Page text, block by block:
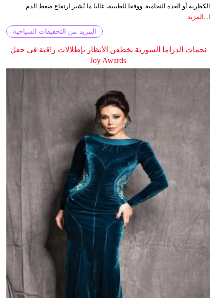
الكظرية أو الغدة النخامية. ووفقا للطبيبة، غالبا ما يُشير ارتفاع ضغط الدم
ا... المزيد
المزيد من التحقيقات السياحية
نجمات الدراما السورية يخطفن الأنظار بإطلالات راقية في حفل
Joy Awards